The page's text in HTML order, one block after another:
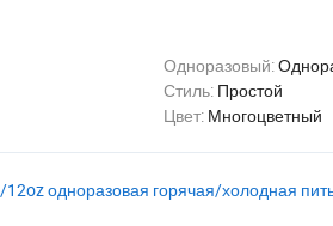
Одноразовый:
Стиль: Простой
Цвет: Многоцветный
одноразовая горячая/холодная